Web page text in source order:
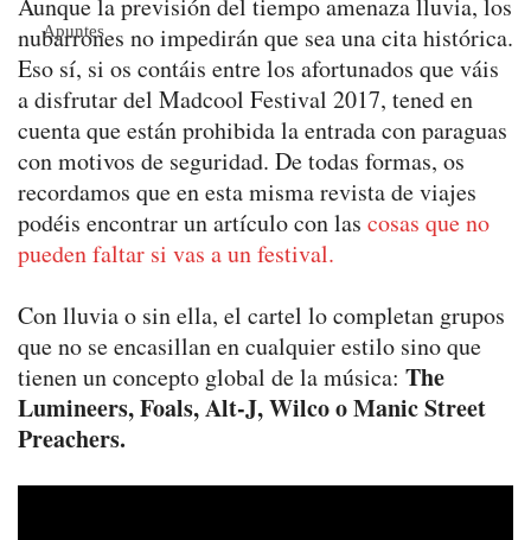
Apuntes
Aunque la previsión del tiempo amenaza lluvia, los
nubarrones no impedirán que sea una cita histórica.
Eso sí, si os contáis entre los afortunados que váis
a disfrutar del Madcool Festival 2017, tened en
cuenta que están prohibida la entrada con paraguas
con motivos de seguridad. De todas formas, os
recordamos que en esta misma revista de viajes
podéis encontrar un artículo con las cosas que no
pueden faltar si vas a un festival.
Con lluvia o sin ella, el cartel lo completan grupos
que no se encasillan en cualquier estilo sino que
tienen un concepto global de la música: The
Lumineers, Foals, Alt-J, Wilco o Manic Street
Preachers.